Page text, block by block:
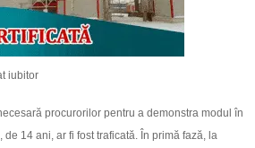
iubitor
procurorilor pentru a demonstra modul în
14 ani, ar fi fost traficată. În primă fază, la